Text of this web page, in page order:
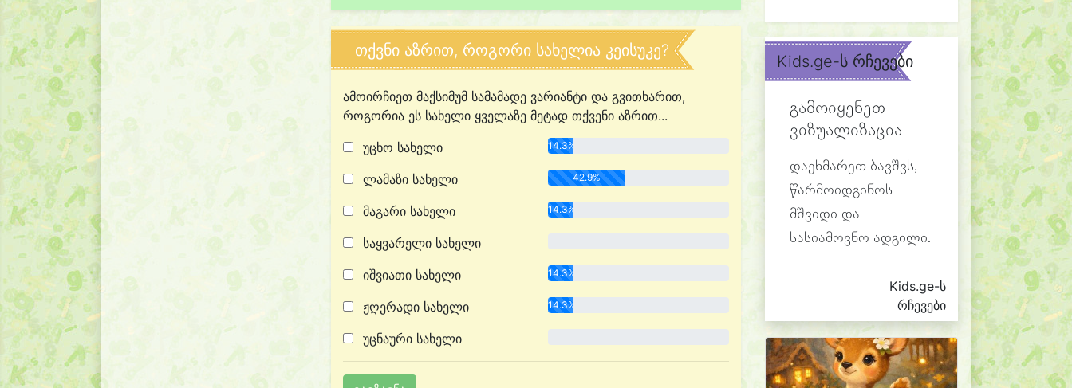
თქვნი აზრით, როგორი სახელია კეისუკე?
ამოირჩიეთ მაქსიმუმ სამამადე ვარიანტი და გვითხარით,
როგორია ეს სახელი ყველაზე მეტად თქვენი აზრით...
უცხო სახელი
14.3%
ლამაზი სახელი 42.9%
მაგარი სახელი 14.3%
საყვარელი სახელი
იშვიათი სახელი 14.3%
ჟღერადი სახელი 14.3%
უცნაური სახელი
Kids.ge-ს რჩევები
გამოიყენეთ
ვიზუალიზაცია
დაეხმარეთ ბავშვს,
წარმოიდგინოს
მშვიდი და
სასიამოვნო ადგილი.
Kids.ge-ს
რჩევები